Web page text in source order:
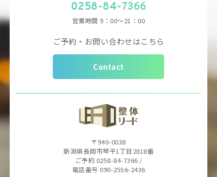
0258-84-7366
営業時間9：00～21：00
ご予約・お問い合わせはこちら
Contact
〒940-0038
新潟県長岡市琴平1丁目2818番
ご予約 0258-84-7366 /
電話番号 090-2556-2436